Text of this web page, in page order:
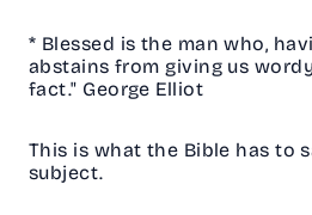
* Blessed is the man who,
abstains from giving us
fact." George Elliot
This is what the Bible has to
subject.